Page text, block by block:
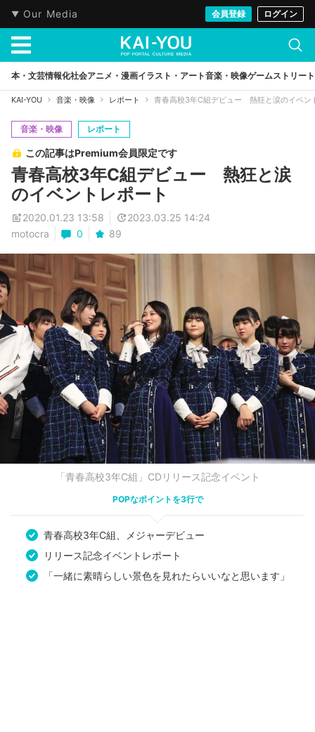
Our Media 会員登録 ログイン
本・文芸情報化社会アニメ・漫画イラスト・アート音楽・映像ゲームストリート
KAI-YOU 音楽・映像 レポート 青春高校3年C組デビュー 熱狂と涙のイベン
音楽・映像 レポート
この記事はPremium会員限定です
青春高校3年C組デビュー 熱狂と涙
のイベントレポート
2020.01.23 13:58
2023.03.25 14:24
motocra
0 89
「青春高校3年C組」CDリリース記念イベント
POPなポイントを3行で
青春高校3年C組、メジャーデビュー
リリース記念イベントレポート
「一緒に素晴らしい景色を見れたらいいなと思います」